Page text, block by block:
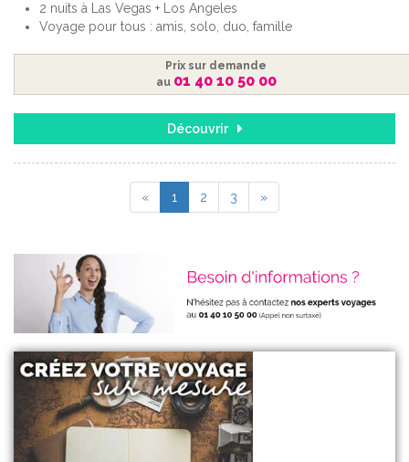
2 nuits à Las Vegas + Los Angeles
Voyage pour tous : amis, solo, duo, famille
Prix sur demande
au 01 40 10 50 00
Découvrir
« 1 2 3 »